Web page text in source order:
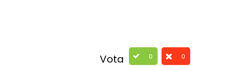
Vota 0 0